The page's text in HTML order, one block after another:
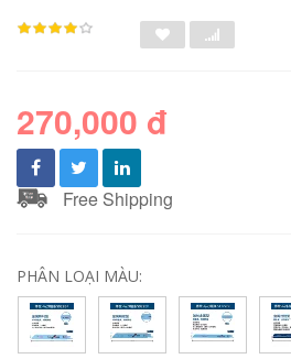
270,000 đ
Free Shipping
PHÂN LOẠI MÀU: